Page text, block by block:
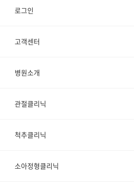
로그인
고객센터
병원소개
관절클리닉
척추클리닉
소아정형클리닉